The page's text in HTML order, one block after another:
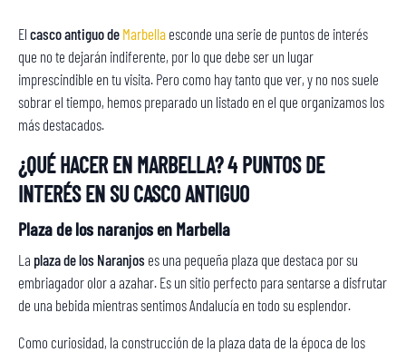
El casco antiguo de Marbella esconde una serie de puntos de interés
que no te dejarán indiferente, por lo que debe ser un lugar
imprescindible en tu visita. Pero como hay tanto que ver, y no nos suele
sobrar el tiempo, hemos preparado un listado en el que organizamos los
más destacados.
¿QUÉ HACER EN MARBELLA? 4 PUNTOS DE
INTERÉS EN SU CASCO ANTIGUO
Plaza de los naranjos en Marbella
La plaza de los Naranjos es una pequeña plaza que destaca por su
embriagador olor a azahar. Es un sitio perfecto para sentarse a disfrutar
de una bebida mientras sentimos Andalucía en todo su esplendor.
Como curiosidad, la construcción de la plaza data de la época de los